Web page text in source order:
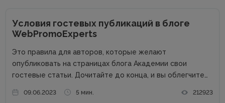
Условия гостевых публикаций в блоге
WebPromoExperts
Это правила для авторов, которые желают
опубликовать на страницах блога Академии свои
гостевые статьи. Дочитайте до конца, и вы облегчите
интернет-маркетинга WebPromoExperts в цифрах: 37
09.06.2023 5 мин. 212923